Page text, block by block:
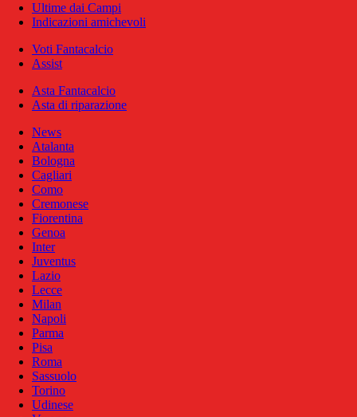
Ultime dai Campi
Indicazioni amichevoli
Voti Fantacalcio
Assist
Asta Fantacalcio
Asta di riparazione
News
Atalanta
Bologna
Cagliari
Como
Cremonese
Fiorentina
Genoa
Inter
Juventus
Lazio
Lecce
Milan
Napoli
Parma
Pisa
Roma
Sassuolo
Torino
Udinese